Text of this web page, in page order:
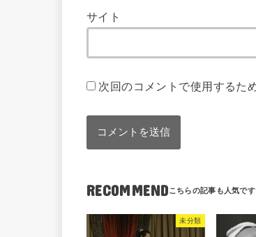
サイト
次回のコメントで使用するた
RECOMMEND
未分類